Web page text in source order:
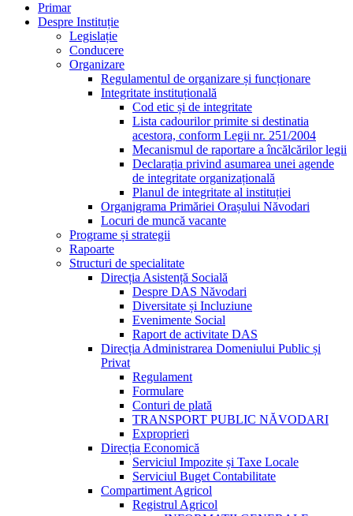
Primar
Despre Instituție
Legislație
Conducere
Organizare
Regulamentul de organizare și funcționare
Integritate instituțională
Cod etic și de integritate
Lista cadourilor primite si destinatia
acestora, conform Legii nr. 251/2004
Mecanismul de raportare a încălcărilor legii
Declarația privind asumarea unei agende
de integritate organizațională
Planul de integritate al instituției
Organigrama Primăriei Orașului Năvodari
Locuri de muncă vacante
Programe și strategii
Rapoarte
Structuri de specialitate
Direcția Asistență Socială
Despre DAS Năvodari
Diversitate și Incluziune
Evenimente Social
Raport de activitate DAS
Direcția Administrarea Domeniului Public și
Privat
Regulament
Formulare
Conturi de plată
TRANSPORT PUBLIC NĂVODARI
Exproprieri
Direcția Economică
Serviciul Impozite și Taxe Locale
Serviciul Buget Contabilitate
Compartiment Agricol
Registrul Agricol